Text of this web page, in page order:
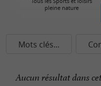
pleine nature
Mots clés...
Aucun résultat dans